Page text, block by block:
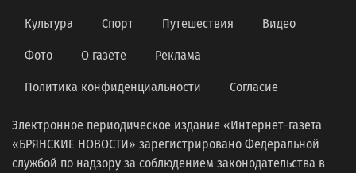
Культура Спорт Путешествия Видео
Фото О газете Реклама
Политика конфиденциальности Согласие
Электронное периодическое издание «Интернет-газета
«БРЯНСКИЕ НОВОСТИ» зарегистрировано Федеральной
службой по надзору за соблюдением законодательства в